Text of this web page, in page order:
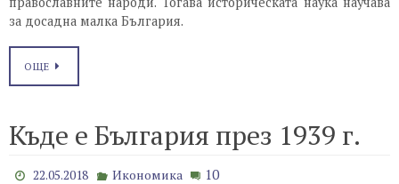
за досадна малка България.
ОЩЕ
Къде е България през 1939 г.
22.05.2018 Икономика 10